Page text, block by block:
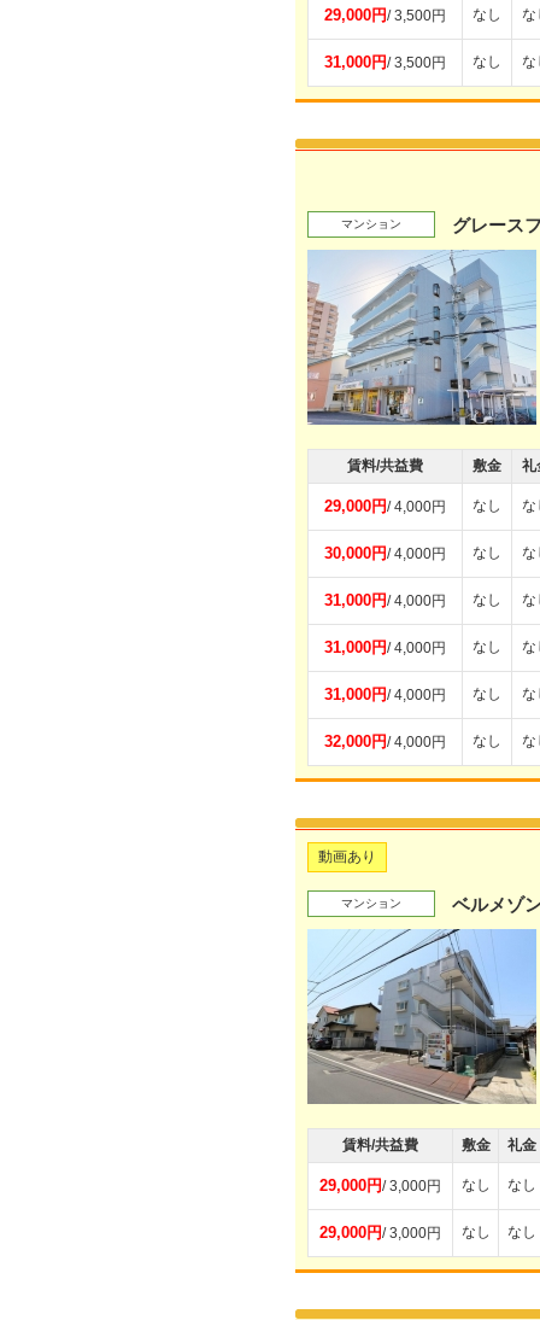
29,000円/ 3,500円 なし な
31,000円/ 3,500円 なし な
マンション グレース
賃料/共益費 敷金 礼
29,000円/ 4,000円 なし な
30,000円/ 4,000円 なし な
31,000円/ 4,000円 なし な
31,000円/ 4,000円 なし な
31,000円/ 4,000円 なし な
32,000円/ 4,000円 なし な
動画あり
マンション ベルメゾ
賃料/共益費 敷金 礼金
29,000円/ 3,000円 なし なし
29,000円/ 3,000円 なし なし